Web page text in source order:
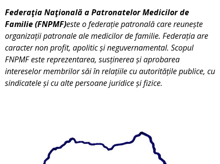
Federaţia Naţională a Patronatelor Medicilor de
Familie (FNPMF)este o federație patronală care reunește
organizații patronale ale medicilor de familie. Federația are
caracter non profit, apolitic și neguvernamental. Scopul
FNPMF este reprezentarea, susținereași aprobarea
intereselor membrilor săi în relațiile cu autoritățile publice, cu
sindicatele și cu alte persoane juridice și fizice.